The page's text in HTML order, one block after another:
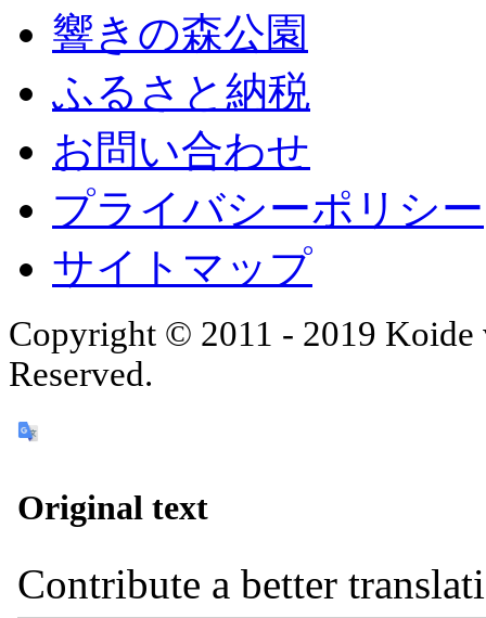
響きの森公園
ふるさと納税
お問い合わせ
プライバシーポリシー
サイトマップ
Copyright © 2011 - 2019
Reserved.
Original text
Contribute a better